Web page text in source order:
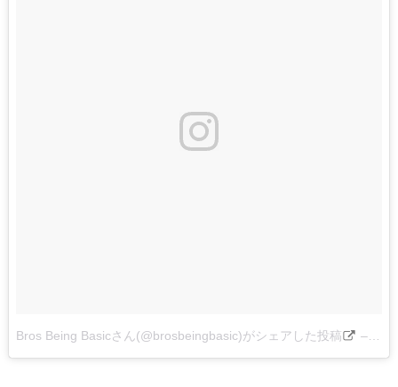
Bros Being Basicさん(@brosbeingbasic)がシェアした投稿 –